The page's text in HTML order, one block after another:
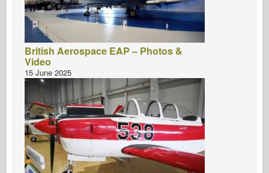
British Aerospace EAP – Photos &
Video
15 June 2025